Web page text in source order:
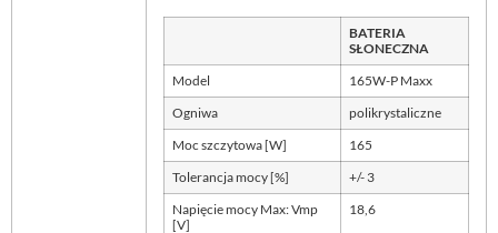
BATERIA
SŁONECZNA
Model 165W-P Maxx
Ogniwa polikrystaliczne
Moc szczytowa [W] 165
Tolerancja mocy [%] +/- 3
Napięcie mocy Max: Vmp
[V]
18,6